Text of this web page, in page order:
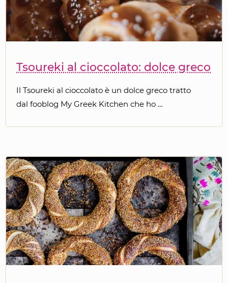
Tsoureki al cioccolato: dolce greco
Il Tsoureki al cioccolato è un dolce greco tratto
dal fooblog My Greek Kitchen che ho …